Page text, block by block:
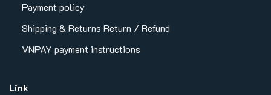
Payment policy
Shipping & Returns Return / Refund
VNPAY payment instructions
Link